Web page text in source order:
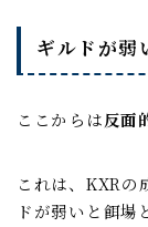
ギルドが弱
ここからは反面
これは、KXRの
ドが弱いと餌場